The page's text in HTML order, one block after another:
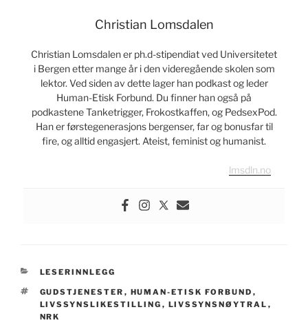
Christian Lomsdalen
Christian Lomsdalen er ph.d-stipendiat ved Universitetet
i Bergen etter mange år i den videregående skolen som
lektor. Ved siden av dette lager han podkast og leder
Human-Etisk Forbund. Du finner han også på
podkastene Tanketrigger, Frokostkaffen, og PedsexPod.
Han er førstegenerasjons bergenser, far og bonusfar til
fire, og alltid engasjert. Ateist, feminist og humanist.
lmsdln.no
KATEGORIER
LESERINNLEGG
STIKKORD
GUDSTJENESTER , HUMAN-ETISK FORBUND ,
LIVSSYNSLIKESTILLING , LIVSSYNSNØYTRAL ,
NRK